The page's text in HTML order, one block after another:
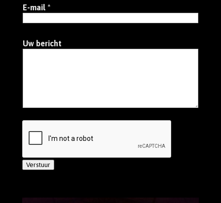
E-mail *
Uw bericht
Verstuur